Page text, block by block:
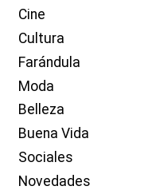
Cine
Cultura
Farándula
Moda
Belleza
Buena Vida
Sociales
Novedades